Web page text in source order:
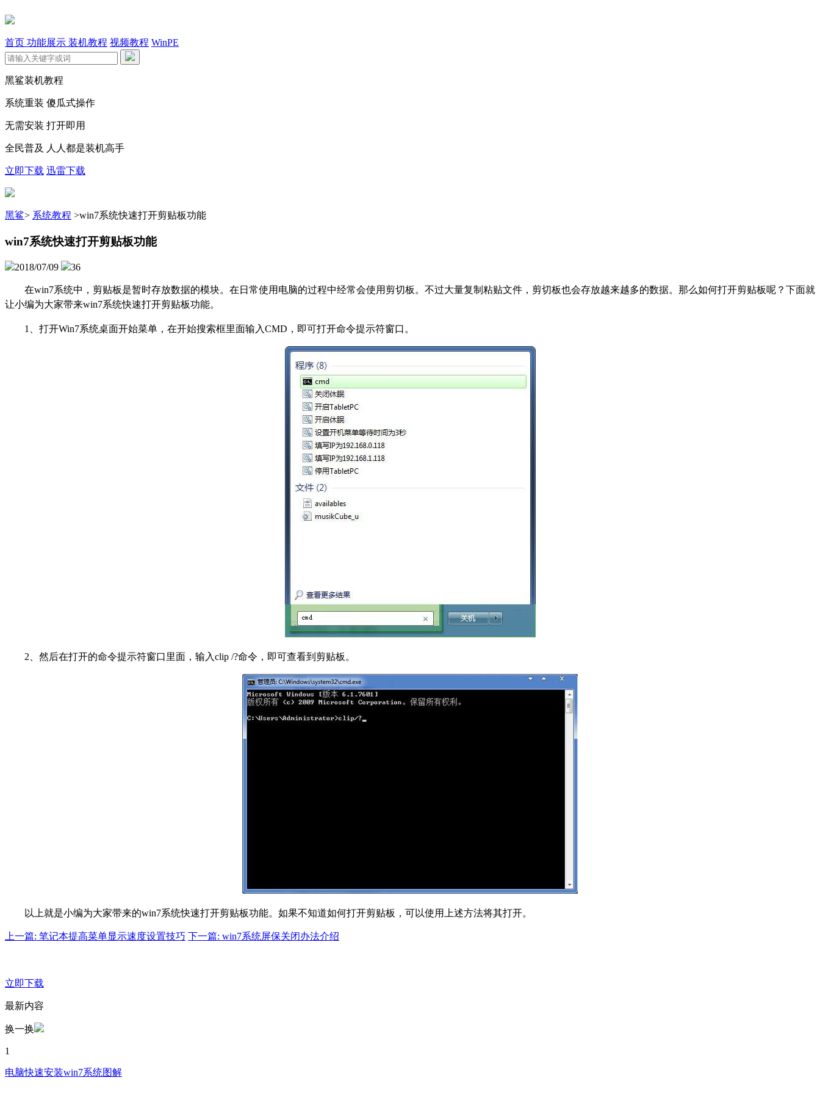
首页 功能展示 装机教程 视频教程 WinPE
黑鲨装机教程
系统重装 傻瓜式操作
无需安装 打开即用
全民普及 人人都是装机高手
立即下载 迅雷下载
黑鲨> 系统教程 >win7系统快速打开剪贴板功能
win7系统快速打开剪贴板功能
2018/07/09 36
在win7系统中，剪贴板是暂时存放数据的模块。在日常使用电脑的过程中经常会使用剪切板。不过大量复制粘贴文件，剪切板也会存放越来越多的数据。那么如何打开剪贴板呢？下面就
让小编为大家带来win7系统快速打开剪贴板功能。
1、打开Win7系统桌面开始菜单，在开始搜索框里面输入CMD，即可打开命令提示符窗口。
2、然后在打开的命令提示符窗口里面，输入clip /?命令，即可查看到剪贴板。
以上就是小编为大家带来的win7系统快速打开剪贴板功能。如果不知道如何打开剪贴板，可以使用上述方法将其打开。
上一篇: 笔记本提高菜单显示速度设置技巧 下一篇: win7系统屏保关闭办法介绍
立即下载
最新内容
换一换
1
电脑快速安装win7系统图解